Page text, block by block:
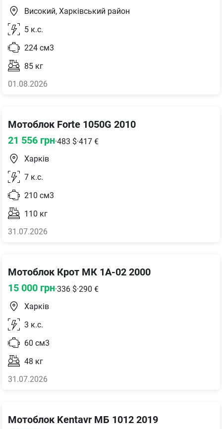
Високий, Харківський район
5 к.с.
224 см3
85 кг
01.08.2026
Мотоблок Forte 1050G 2010
21 556 грн·483 $·417 €
Харків
7 к.с.
210 см3
110 кг
31.07.2026
Мотоблок Крот МК 1А-02 2000
15 000 грн·336 $·290 €
Харків
3 к.с.
60 см3
48 кг
31.07.2026
Мотоблок Kentavr МБ 1012 2019